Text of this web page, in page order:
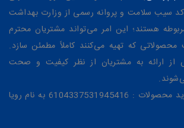
سیب سلامت و پروانه رسمی از وزارت بهداشت
هستند؛ این امر می‌تواند مشتریان محترم
محصولاتی که تهیه می‌کنند کاملاً مطمئن سازد.
از ارائه به مشتریان از نظر کیفیت و صحت
شماره کارت جهت خرید محصولات : 6104337531945416 به نام رویا